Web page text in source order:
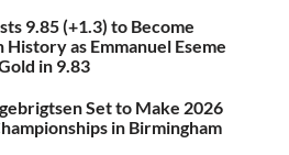
9.85 (+1.3) to Become
as Emmanuel Eseme
in 9.83
Set to Make 2026
in Birmingham